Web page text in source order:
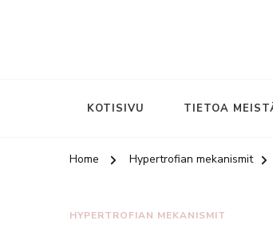
KOTISIVU TIETOA
Home Hypertrofian mekanismit
HYPERTROFIAN MEKANISMIT